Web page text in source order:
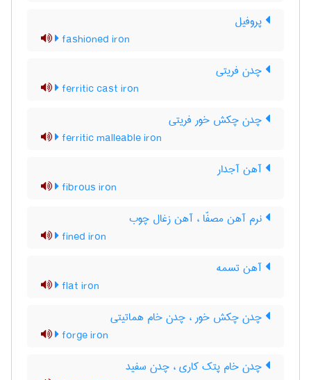
پروفیل
fashioned iron
چدن فریتی
ferritic cast iron
چدن چکش خور فریتی
ferritic malleable iron
آهن آجدار
fibrous iron
نرم آهن مصفّا ، آهن زغال چوب
fined iron
آهن تسمه
flat iron
چدن چکش خور ، چدن خام هماتیتی
forge iron
چدن خام پتک کاری ، چدن سفید